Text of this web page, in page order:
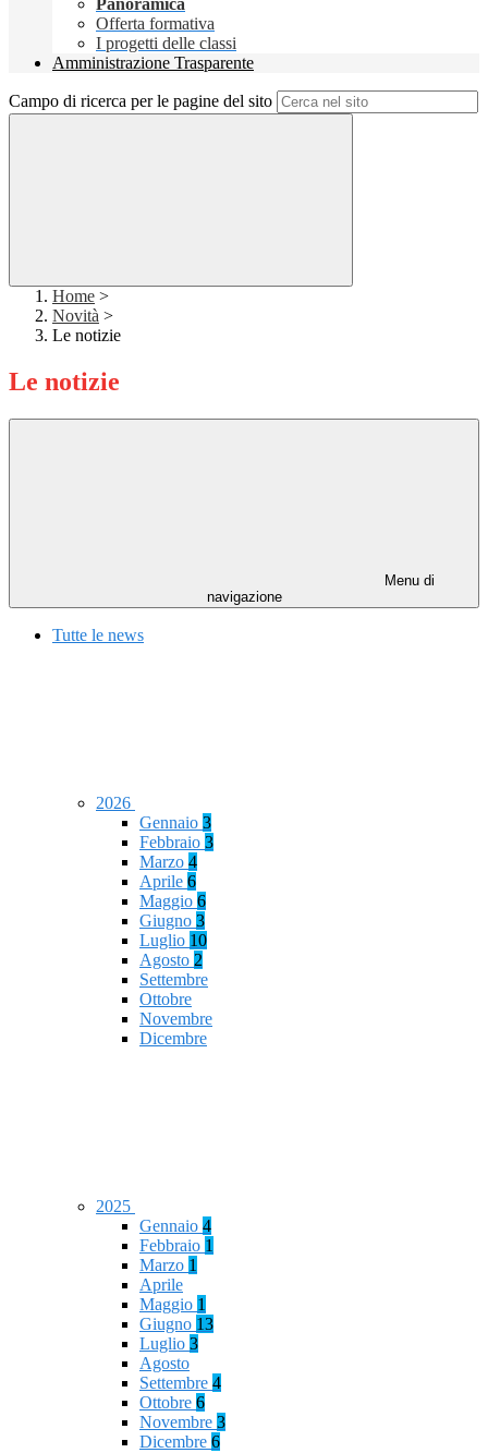
Panoramica
Offerta formativa
I progetti delle classi
Amministrazione Trasparente
Campo di ricerca per le pagine del sito
Home >
Novità >
Le notizie
Le notizie
Menu di
navigazione
Tutte le news
2026
Gennaio 3
Febbraio 3
Marzo 4
Aprile 6
Maggio 6
Giugno 3
Luglio 10
Agosto 2
Settembre
Ottobre
Novembre
Dicembre
2025
Gennaio 4
Febbraio 1
Marzo 1
Aprile
Maggio 1
Giugno 13
Luglio 3
Agosto
Settembre 4
Ottobre 6
Novembre 3
Dicembre 6